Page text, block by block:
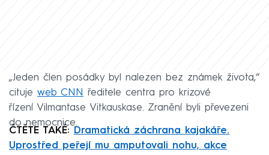
„Jeden člen posádky byl nalezen bez známek života,“
cituje web CNN ředitele centra pro krizové
řízení Vilmantase Vitkauskase. Zranění byli převezeni
do nemocnice.
ČTĚTE TAKÉ:
Dramatická záchrana kajakáře.
Uprostřed peřejí mu amputovali nohu, akce